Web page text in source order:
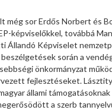
még sor Erdős Norbert és
képviselőkkel, továbbá
Állandó Képviselet
során a
önkormányzat
fejlesztéseket.
állami
a szerb